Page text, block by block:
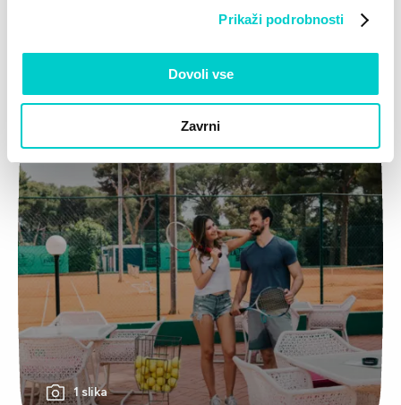
Prikaži podrobnosti
Dovoli vse
Zavrni
lokaciji, kjer lahko s polnimi pljuči uživate v sredozemskem
okolju ob kozarcu priljubljene pijače in večerni živi glasbi.
Navdušil vas bo pogled na hotelsko marino in zlate
sončne zahode, ki jih lahko doživite samo v Biogradu!
1 slika